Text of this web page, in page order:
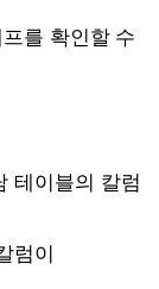
를 확인할 수
테이블의 칼럼
럼이